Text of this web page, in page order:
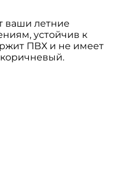
ваши летние
устойчив к
ПВХ и не имеет
коричневый.